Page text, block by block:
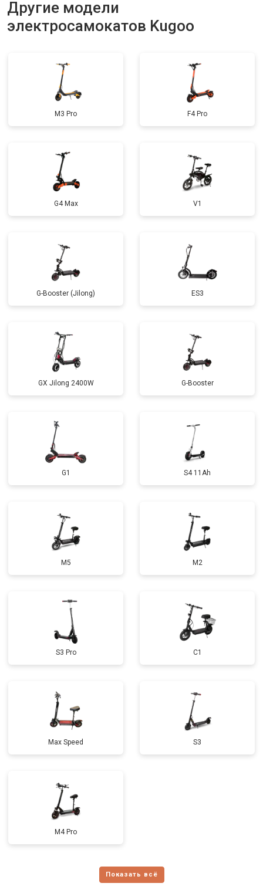
Другие модели
электросамокатов Kugoo
M3 Pro F4 Pro
G4 Max V1
G-Booster (Jilong) ES3
GX Jilong 2400W G-Booster
G1 S4 11Ah
M5 M2
S3 Pro C1
Max Speed S3
M4 Pro